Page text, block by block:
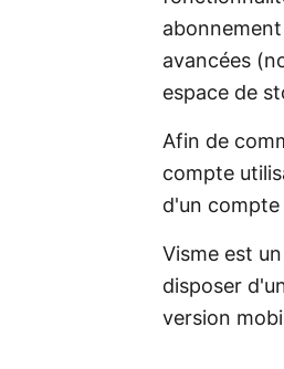
avancées
espace de
Afin de
compte
d'un compte
Visme est
disposer
version